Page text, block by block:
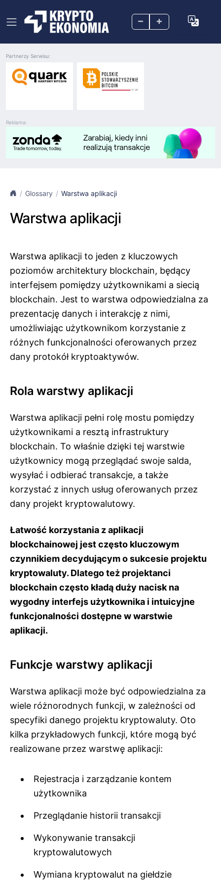
– +
Reklama:
Partnerzy Serwisu:
Glossary Warstwa aplikacji
Warstwa aplikacji
Warstwa aplikacji to jeden z kluczowych
poziomów architektury blockchain, będący
interfejsem pomiędzy użytkownikami a siecią
blockchain. Jest to warstwa odpowiedzialna za
prezentację danych i interakcję z nimi,
umożliwiając użytkownikom korzystanie z
różnych funkcjonalności oferowanych przez
dany protokół kryptoaktywów.
Rola warstwy aplikacji
Warstwa aplikacji pełni rolę mostu pomiędzy
użytkownikami a resztą infrastruktury
blockchain. To właśnie dzięki tej warstwie
użytkownicy mogą przeglądać swoje salda,
wysyłać i odbierać transakcje, a także
korzystać z innych usług oferowanych przez
dany projekt kryptowalutowy.
Łatwość korzystania z aplikacji
blockchainowej jest często kluczowym
czynnikiem decydującym o sukcesie projektu
kryptowaluty. Dlatego też projektanci
blockchain często kładą duży nacisk na
wygodny interfejs użytkownika i intuicyjne
funkcjonalności dostępne w warstwie
aplikacji.
Funkcje warstwy aplikacji
Warstwa aplikacji może być odpowiedzialna za
wiele różnorodnych funkcji, w zależności od
specyfiki danego projektu kryptowaluty. Oto
kilka przykładowych funkcji, które mogą być
realizowane przez warstwę aplikacji:
Rejestracja i zarządzanie kontem
użytkownika
Przeglądanie historii transakcji
Wykonywanie transakcji
kryptowalutowych
Wymiana kryptowalut na giełdzie